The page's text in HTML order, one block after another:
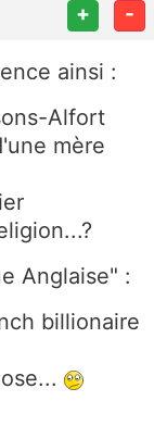
+ -
ainsi :
Alfort
mère
Anglaise" :
billionaire